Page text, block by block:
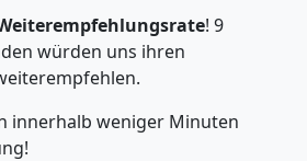
! 9
würden uns ihren
innerhalb weniger Minuten